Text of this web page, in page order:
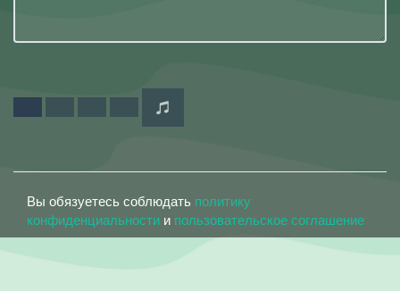
Вы обязуетесь соблюдать политику
конфиденциальности и пользовательское соглашение